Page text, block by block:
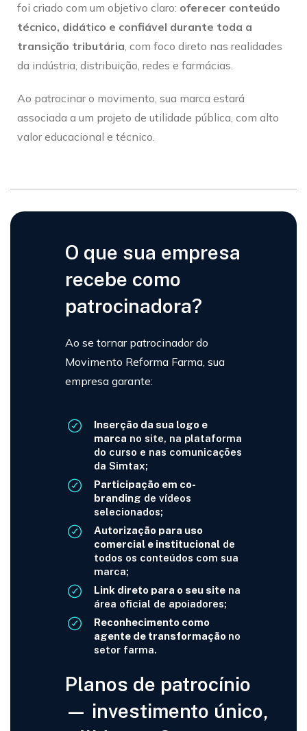
foi criado com um objetivo claro: oferecer conteúdo
técnico, didático e confiável durante toda a
transição tributária, com foco direto nas realidades
da indústria, distribuição, redes e farmácias.
Ao patrocinar o movimento, sua marca estará
associada a um projeto de utilidade pública, com alto
valor educacional e técnico.
O que sua empresa
recebe como
patrocinadora?
Ao se tornar patrocinador do
Movimento Reforma Farma, sua
empresa garante:
Inserção da sua logo e
marca no site, na plataforma
do curso e nas comunicações
da Simtax;
Participação em co-
branding de vídeos
selecionados;
Autorização para uso
comercial e institucionalde
todos os conteúdos com sua
marca;
Link direto para o seu sitena
área oficial de apoiadores;
Reconhecimento como
agente de transformação no
setor farma.
Planos de patrocínio
— investimento único,